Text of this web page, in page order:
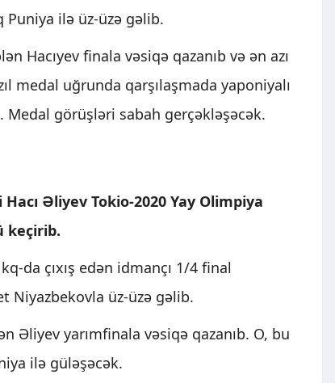
Puniya ilə üz-üzə gəlib.
Hacıyev finala vəsiqə qazanıb və ən azı
medal uğrunda qarşılaşmada yaponiyalı
Medal görüşləri sabah gerçəkləşəcək.
Əliyev Tokio-2020 Yay Olimpiya
keçirib.
da çıxış edən idmançı 1/4 final
Niyazbekovla üz-üzə gəlib.
Əliyev yarımfinala vəsiqə qazanıb. O, bu
ilə güləşəcək.